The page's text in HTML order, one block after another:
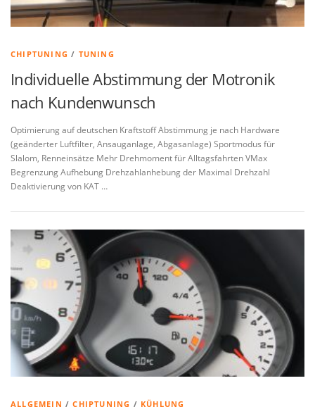
CHIPTUNING / TUNING
Individuelle Abstimmung der Motronik
nach Kundenwunsch
Optimierung auf deutschen Kraftstoff Abstimmung je nach Hardware
(geänderter Luftfilter, Ansauganlage, Abgasanlage) Sportmodus für
Slalom, Renneinsätze Mehr Drehmoment für Alltagsfahrten VMax
Begrenzung Aufhebung Drehzahlanhebung der Maximal Drehzahl
Deaktivierung von KAT …
ALLGEMEIN /CHIPTUNING / KÜHLUNG